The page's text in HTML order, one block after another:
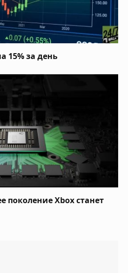
15% за день
поколение Xbox станет